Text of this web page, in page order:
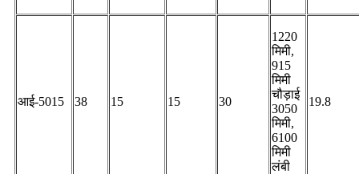
आई-5015 38 15 15 30
1220
मिमी,
915
मिमी
चौड़ाई
3050
मिमी,
6100
मिमी
लंबी
19.8